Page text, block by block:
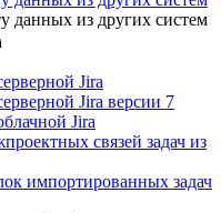
данных из других систем
Jira
Jira версии 7
Jira
связей задач из
импортированных задач